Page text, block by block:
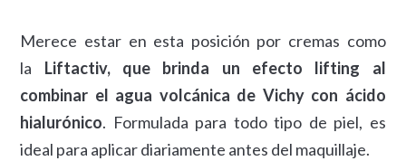
Merece estar en esta posición por cremas como
la Liftactiv, que brinda un efecto lifting al
combinar el agua volcánica de Vichy con ácido
hialurónico. Formulada para todo tipo de piel, es
ideal para aplicar diariamente antes del maquillaje.